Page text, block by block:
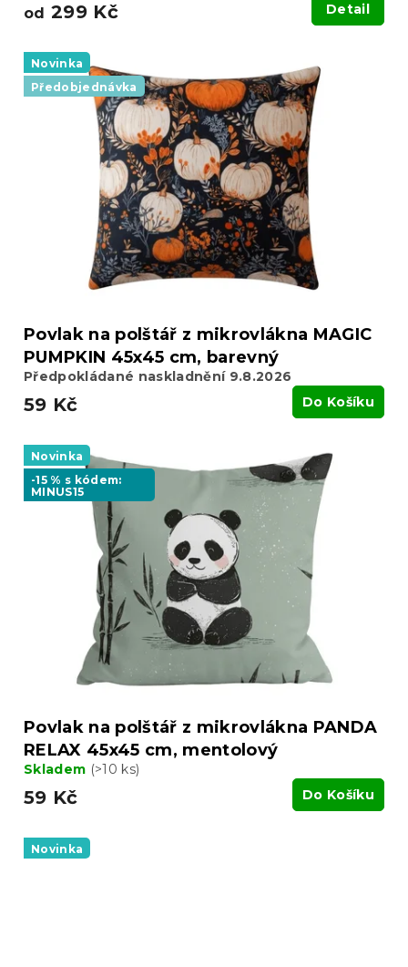
od 299 Kč Detail
Novinka
Předobjednávka
Povlak na polštář z mikrovlákna MAGIC
PUMPKIN 45x45 cm, barevný
Předpokládané naskladnění 9.8.2026
59 Kč Do Košíku
Novinka
-15 % s kódem:
MINUS15
Povlak na polštář z mikrovlákna PANDA
RELAX 45x45 cm, mentolový
Skladem (>10 ks)
59 Kč Do Košíku
Novinka